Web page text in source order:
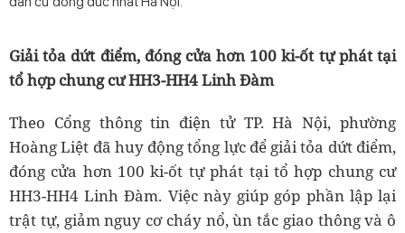
Giải tỏa dứt điểm, đóng cửa hơn 100 ki-ốt tự phát tại
tổ hợp chung cư HH3-HH4 Linh Đàm
Theo Cổng thông tin điện tử TP. Hà Nội, phường
Hoàng Liệt đã huy động tổng lực để giải tỏa dứt điểm,
đóng cửa hơn 100 ki-ốt tự phát tại tổ hợp chung cư
HH3-HH4 Linh Đàm. Việc này giúp góp phần lập lại
trật tự, giảm nguy cơ cháy nổ, ùn tắc giao thông và ô